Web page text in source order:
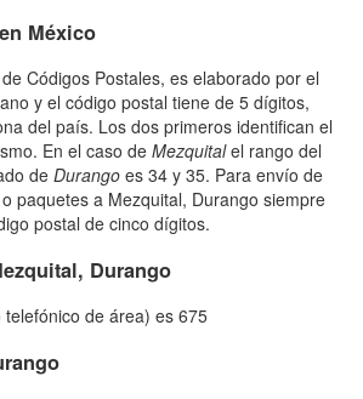
México
Códigos Postales, es elaborado por el
y el código postal tiene de 5 dígitos,
del país. Los dos primeros identifican el
En el caso de Mezquitalel rango del
de Durango es 34 y 35. Para envío de
paquetes a Mezquital, Durango siempre
postal de cinco dígitos.
Durango
de área) es 675